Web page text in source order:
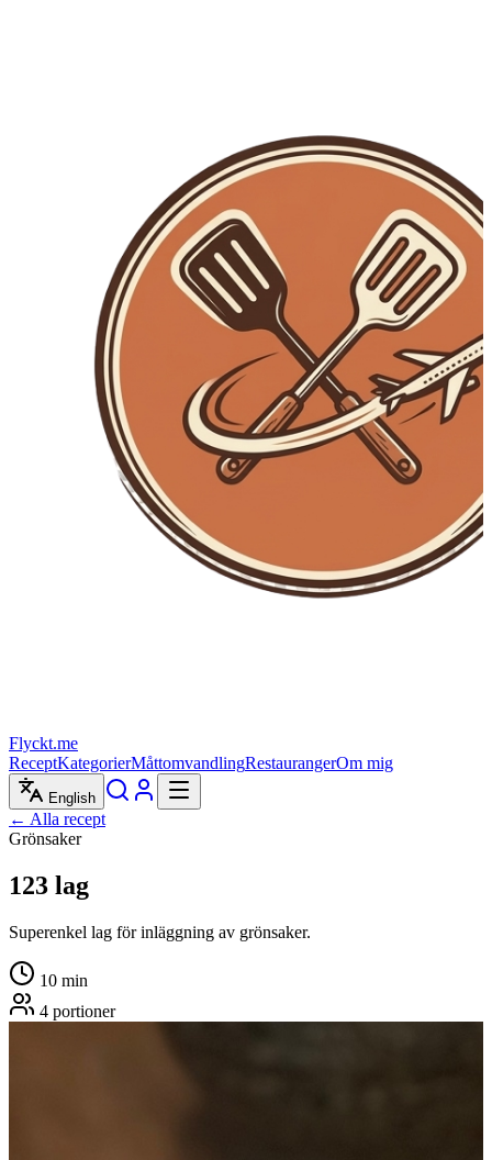
Flyckt.me
ReceptKategorierMåttomvandlingRestaurangerOm mig
English
← Alla recept
Grönsaker
123 lag
Superenkel lag för inläggning av grönsaker.
10 min
4 portioner